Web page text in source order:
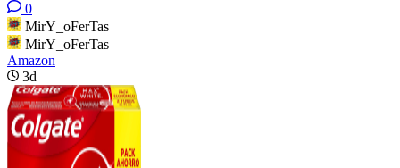
0
MirY_oFerTas
MirY_oFerTas
Amazon
3d